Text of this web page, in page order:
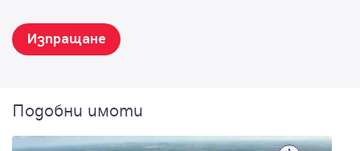
Изпращане
Подобни имоти